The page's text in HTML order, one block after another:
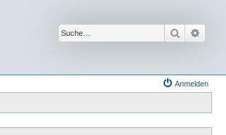
Suche
Anmelden